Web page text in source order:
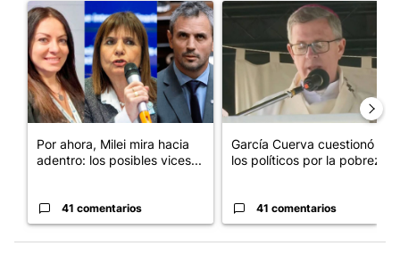
Un artículo de tendencia con el título "Por ahora, Milei mira
Por ahora, Milei mira hacia
adentro: los posibles vices...
41 comentarios
Un artículo de tendencia con
García Cuerva cuestionó a
los políticos por la pobreza
41 comentarios